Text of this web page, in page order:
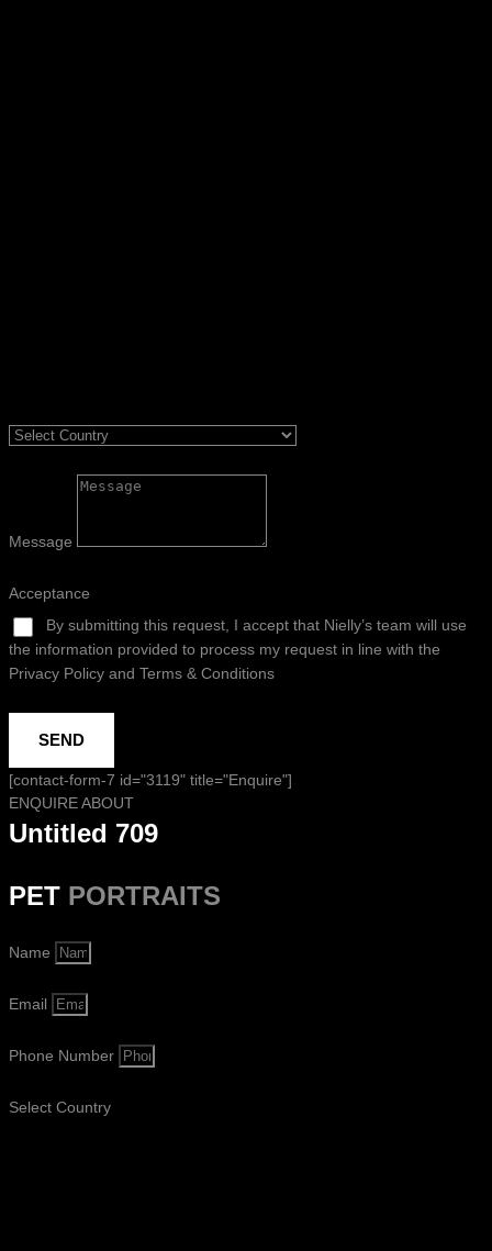
Message
Acceptance
By submitting this request, I accept that Nielly’s team will use
the information provided to process my request in line with the
Privacy Policy and Terms & Conditions
SEND
[contact-form-7 id="3119" title="Enquire"]
ENQUIRE ABOUT
Untitled 709
PET PORTRAITS
Name
Email
Phone Number
Select Country